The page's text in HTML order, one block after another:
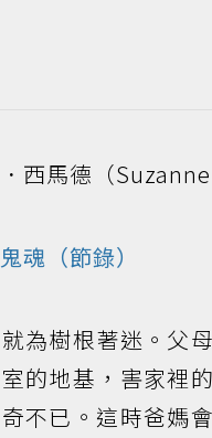
西馬德（
魂（節錄）
為樹根著迷。父
的地基，害家裡
不已。這時爸媽